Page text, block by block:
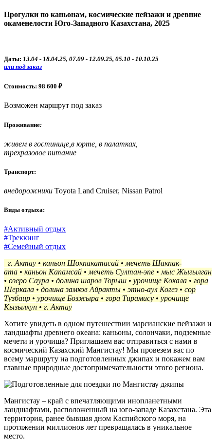
Прогулки по каньонам, космические пейзажи и древние
окаменелости Юго-Западного Казахстана, 2025
Даты: 13.04 - 18.04.25, 07.09 - 12.09.25, 05.10 - 10.10.25
или под заказ
Стоимость: 98 600 ₽
Возможен маршрут под заказ
Проживание:
живем в гостинице,в юрте, в палатках,
трехразовое питание
Транспорт:
внедорожники Toyota Land Cruiser, Nissan Patrol
Виды отдыха:
#Активный отдых
#Треккинг
#Семейный отдых
г. Актау • каньон Шокпакатасай •мечеть Шакпак-
ата • каньон Капамсай • мечеть Султан-эпе • мыс Жыгылган
• озеро Саура • долина шаров Торыш • урочище Кокала • гора
Шеркала • долина замков Айракты • этно-аул Когез • сор
Тузбаир • урочище Бозжыра • гора Тирамису • урочище
Кызылкуп • г. Актау
Хотите увидеть в одном путешествии марсианские пейзажи и
ландшафты древнего океана: каньоны, солончаки, подземные
мечети и урочища? Приглашаем вас отправиться с нами в
космический Казахский Мангистау! Мы провезем вас по
всему маршруту на подготовленных джипах и покажем вам
главные природные достопримечательности этого региона.
Мангистау – край с впечатляющими инопланетными
ландшафтами, расположенный на юго-западе Казахстана. Эта
территория, ранее бывшая дном Каспийского моря, на
протяжении миллионов лет превращалась в уникальное
место.